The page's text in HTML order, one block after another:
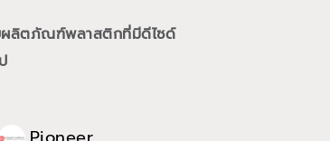
ผลิตภัณฑ์พลาสติกที่มีดีไซด์